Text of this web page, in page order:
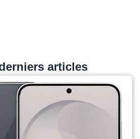
articles